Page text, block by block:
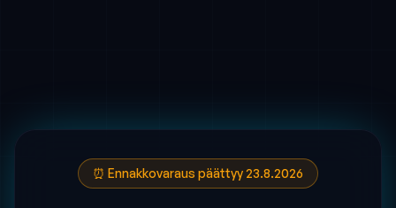
⏰ Ennakkovaraus päättyy 23.8.2026